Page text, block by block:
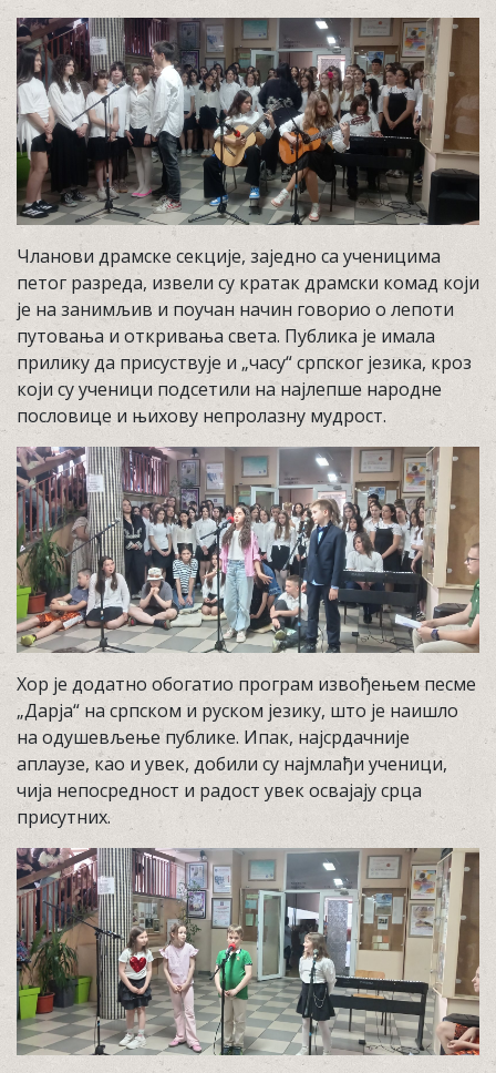
Чланови драмске секције, заједно са ученицима
петог разреда, извели су кратак драмски комад који
је на занимљив и поучан начин говорио о лепоти
путовања и откривања света. Публика је имала
прилику да присуствује и „часу“ српског језика, кроз
који су ученици подсетили на најлепше народне
пословице и њихову непролазну мудрост.
Хор је додатно обогатио програм извођењем песме
„Дарја“ на српском и руском језику, што је наишло
на одушевљење публике. Ипак, најсрдачније
аплаузе, као и увек, добили су најмлађи ученици,
чија непосредност и радост увек освајају срца
присутних.